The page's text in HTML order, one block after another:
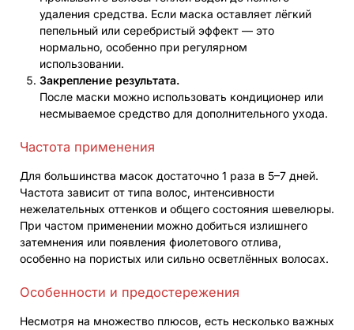
удаления средства. Если маска оставляет лёгкий
пепельный или серебристый эффект — это
нормально, особенно при регулярном
использовании.
Закрепление результата.
После маски можно использовать кондиционер или
несмываемое средство для дополнительного ухода.
Частота применения
Для большинства масок достаточно 1 раза в 5–7 дней.
Частота зависит от типа волос, интенсивности
нежелательных оттенков и общего состояния шевелюры.
При частом применении можно добиться излишнего
затемнения или появления фиолетового отлива,
особенно на пористых или сильно осветлённых волосах.
Особенности и предостережения
Несмотря на множество плюсов, есть несколько важных